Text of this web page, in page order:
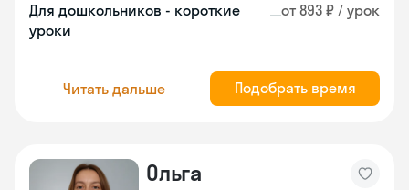
Для дошкольников - короткие
уроки
от 893 ₽ / урок
Читать дальше Подобрать время
Ольга